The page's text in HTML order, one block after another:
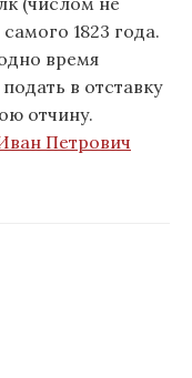
1823 года.
время
в отставку
отчину.
Петрович